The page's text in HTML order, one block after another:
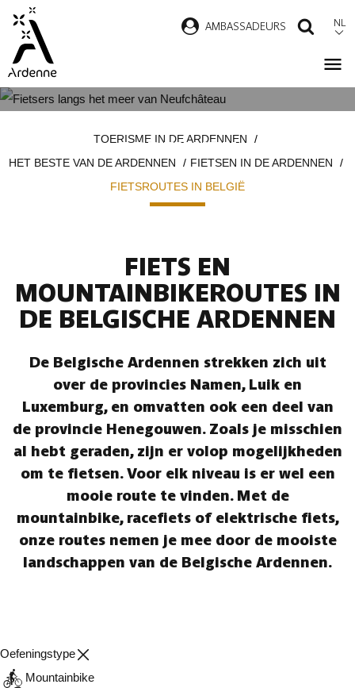
Overslaan
naar
inhoud
AMBASSADEURS NL
ARDENNEN
TOERISME IN DE ARDENNEN
HET BESTE VAN DE ARDENNEN
FIETSEN IN DE ARDENNEN
FIETSROUTES IN BELGIË
FIETS EN
MOUNTAINBIKEROUTES IN
DE BELGISCHE ARDENNEN
De Belgische Ardennen strekken zich uit
over de provincies Namen, Luik en
Luxemburg, en omvatten ook een deel van
de provincie Henegouwen. Zoals je misschien
al hebt geraden, zijn er volop mogelijkheden
om te fietsen. Voor elk niveau is er wel een
mooie route te vinden. Met de
mountainbike, racefiets of elektrische fiets,
onze routes nemen je mee door de mooiste
landschappen van de Belgische Ardennen.
Oefeningstype
Mountainbike